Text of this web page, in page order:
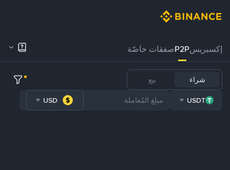
إكسبريسP2Pصفقات خاصّة
شراء بيع
USDT
USD